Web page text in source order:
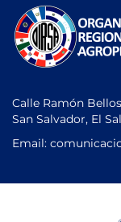
Calle Ramón
San Salvador, El
Email: